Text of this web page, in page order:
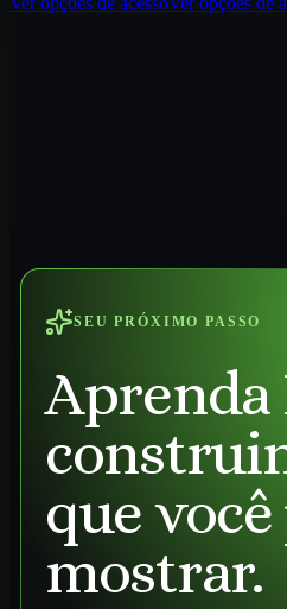
SEU PRÓXIMO PASSO
Aprenda
que
mostrar.